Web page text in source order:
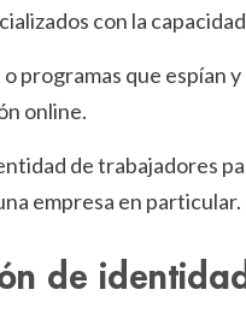
con la
programas que espían
online.
de trabajadores
empresa en particular.
de